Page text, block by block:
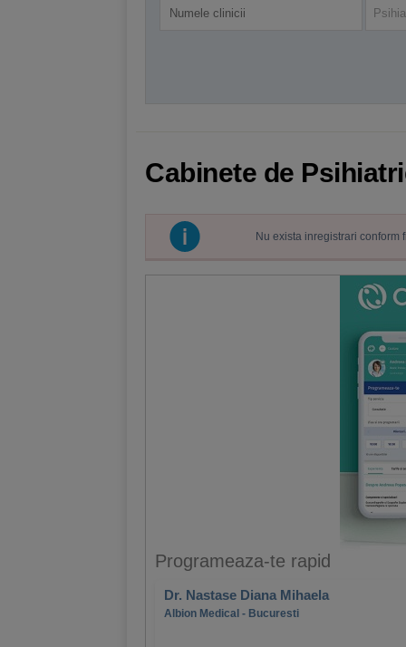
Cabinete de
Nu exista inregistrari
Programeaza-te rapid
Dr. Nastase Diana Mihaela
Albion Medical - Bucuresti